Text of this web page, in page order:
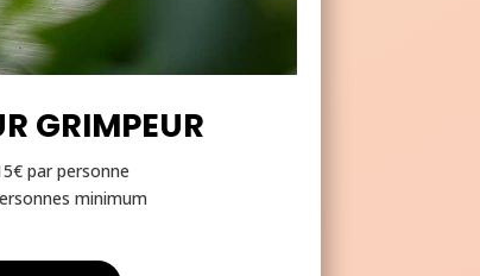
GRIMPEUR
par personne
minimum